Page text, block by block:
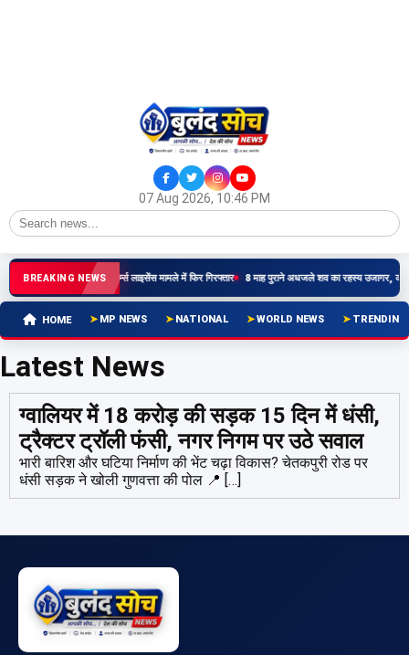
07 Aug 2026, 10:46 PM
BREAKING NEWS
पूर्व पार्षद अनवर डकैत फर्जी आर्म्स लाइसेंस मामले में फिर गिरफ्तार 8 माह पुराने अधजले शव का रहस्य उजागर,
HOME MP NEWS NATIONAL WORLD NEWS TRENDING
Latest News
ग्वालियर में 18 करोड़ की सड़क 15 दिन में धंसी,
ट्रैक्टर ट्रॉली फंसी, नगर निगम पर उठे सवाल
भारी बारिश और घटिया निर्माण की भेंट चढ़ा विकास? चेतकपुरी रोड पर
धंसी सड़क ने खोली गुणवत्ता की पोल 📍 […]